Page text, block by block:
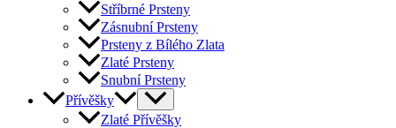
Stříbrné Prsteny
Zásnubní Prsteny
Prsteny z Bílého Zlata
Zlaté Prsteny
Snubní Prsteny
Přívěšky
Zlaté Přívěšky